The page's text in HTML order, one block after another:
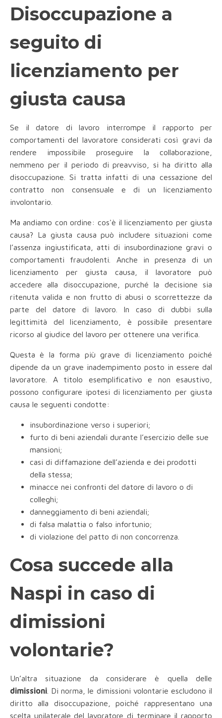
Disoccupazione a
seguito di
licenziamento per
giusta causa
Se il datore di lavoro interrompe il rapporto per
comportamenti del lavoratore considerati così gravi da
rendere impossibile proseguire la collaborazione,
nemmeno per il periodo di preavviso, si ha diritto alla
disoccupazione. Si tratta infatti di una cessazione del
contratto non consensuale e di un licenziamento
involontario.
Ma andiamo con ordine: cos'è il licenziamento per giusta
causa? La giusta causa può includere situazioni come
l’assenza ingiustificata, atti di insubordinazione gravi o
comportamenti fraudolenti. Anche in presenza di un
licenziamento per giusta causa, il lavoratore può
accedere alla disoccupazione, purché la decisione sia
ritenuta valida e non frutto di abusi o scorrettezze da
parte del datore di lavoro. In caso di dubbi sulla
legittimità del licenziamento, è possibile presentare
ricorso al giudice del lavoro per ottenere una verifica.
Questa è la forma più grave di licenziamento poiché
dipende da un grave inadempimento posto in essere dal
lavoratore. A titolo esemplificativo e non esaustivo,
possono configurare ipotesi di licenziamento per giusta
causa le seguenti condotte:
insubordinazione verso i superiori;
furto di beni aziendali durante l’esercizio delle sue
mansioni;
casi di diffamazione dell’azienda e dei prodotti
della stessa;
minacce nei confronti del datore di lavoro o di
colleghi;
danneggiamento di beni aziendali;
di falsa malattia o falso infortunio;
di violazione del patto di non concorrenza.
Cosa succede alla
Naspi in caso di
dimissioni
volontarie?
Un’altra situazione da considerare è quella delle
dimissioni . Di norma, le dimissioni volontarie escludono il
diritto alla disoccupazione, poiché rappresentano una
scelta unilaterale del lavoratore di terminare il rapporto